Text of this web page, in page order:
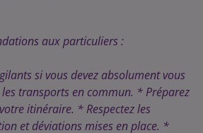
aux particuliers :
si vous devez absolument vous
transports en commun. * Préparez
itinéraire. * Respectez les
et déviations mises en place. *